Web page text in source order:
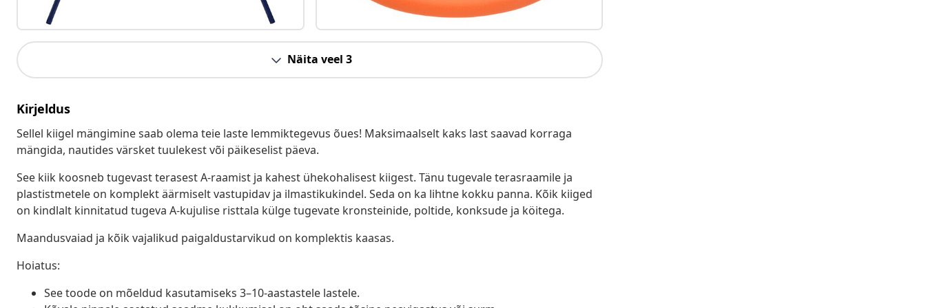
Näita veel 3
Kirjeldus
Sellel kiigel mängimine saab olema teie laste lemmiktegevus õues! Maksimaalselt kaks last saavad korraga
mängida, nautides värsket tuulekest või päikeselist päeva.
See kiik koosneb tugevast terasest A-raamist ja kahest ühekohalisest kiigest. Tänu tugevale terasraamile ja
plastistmetele on komplekt äärmiselt vastupidav ja ilmastikukindel. Seda on ka lihtne kokku panna. Kõik kiiged
on kindlalt kinnitatud tugeva A-kujulise risttala külge tugevate kronsteinide, poltide, konksude ja köitega.
Maandusvaiad ja kõik vajalikud paigaldustarvikud on komplektis kaasas.
Hoiatus:
See toode on mõeldud kasutamiseks 3–10-aastastele lastele.